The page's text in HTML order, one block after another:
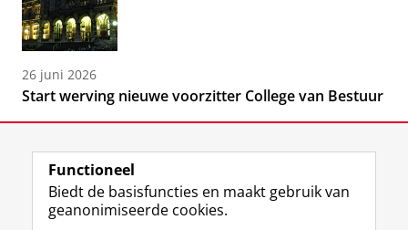
26 juni 2026
Start werving nieuwe voorzitter College van Bestuur
Functioneel
Biedt de basisfuncties en maakt gebruik van
geanonimiseerde cookies.